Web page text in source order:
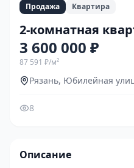
Продажа Квартира
2-комнатная
3 600 000 ₽
87 591 ₽/м²
Рязань, Юбилейная
8
Описание